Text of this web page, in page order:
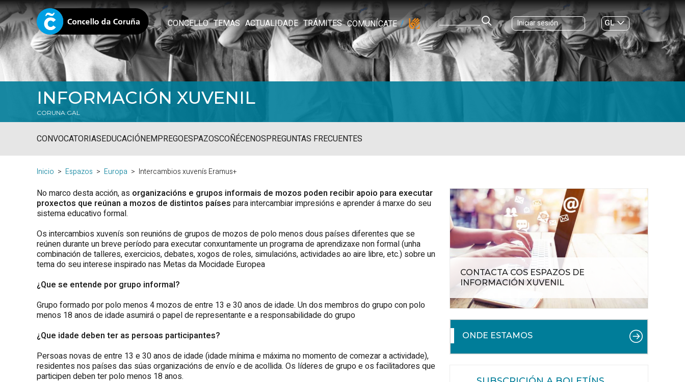
CONCELLO TEMAS ACTUALIDADE TRÁMITES COMUNÍCATE Iniciar sesión
GL
ES|
INFORMACIÓN XUVENIL
CORUNA.GAL
CONVOCATORIASEDUCACIÓNEMPREGOESPAZOSCOÑÉCENOSPREGUNTAS FRECUENTES
Inicio Espazos Europa Intercambios xuvenís Eramus+
No marco desta acción, as organizacións e grupos informais de mozos poden recibir apoio para executar
proxectos que reúnan a mozos de distintos países para intercambiar impresións e aprender á marxe do seu
sistema educativo formal.
Os intercambios xuvenís son reunións de grupos de mozos de polo menos dous países diferentes que se
reúnen durante un breve período para executar conxuntamente un programa de aprendizaxe non formal (unha
combinación de talleres, exercicios, debates, xogos de roles, simulacións, actividades ao aire libre, etc.) sobre un
tema do seu interese inspirado nas Metas da Mocidade Europea
¿Que se entende por grupo informal?
Grupo formado por polo menos 4 mozos de entre 13 e 30 anos de idade. Un dos membros do grupo con polo
menos 18 anos de idade asumirá o papel de representante e a responsabilidade do grupo
¿Que idade deben ter as persoas participantes?
Persoas novas de entre 13 e 30 anos de idade (idade mínima e máxima no momento de comezar a actividade),
residentes nos países das súas organizacións de envío e de acollida. Os líderes de grupo e os facilitadores que
participen deben ter polo menos 18 anos.
CONTACTA COS ESPAZOS DE
INFORMACIÓN XUVENIL
ONDE ESTAMOS